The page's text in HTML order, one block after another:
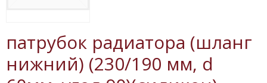
патрубок радиатора (шланг
нижний) (230/190 мм, d